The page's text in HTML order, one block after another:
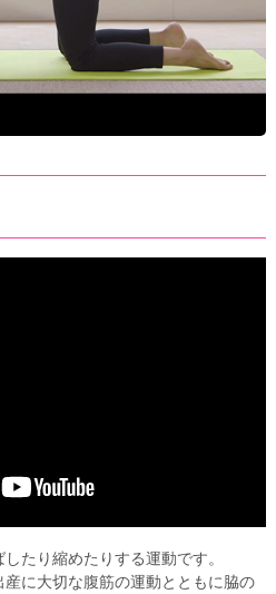
たり縮めたりする運動です。
に大切な腹筋の運動とともに脇の